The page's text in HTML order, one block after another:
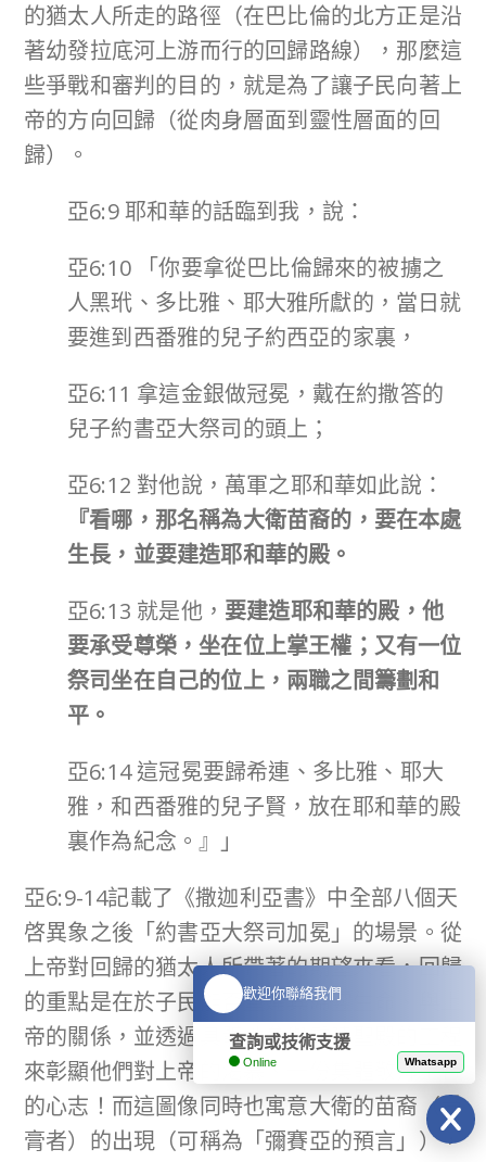
的猶太人所走的路徑（在巴比倫的北方正是沿
著幼發拉底河上游而行的回歸路線），那麼這
些爭戰和審判的目的，就是為了讓子民向著上
帝的方向回歸（從肉身層面到靈性層面的回
歸）。
亞6:9 耶和華的話臨到我，說：
亞6:10 「你要拿從巴比倫歸來的被擄之
人黑玳、多比雅、耶大雅所獻的，當日就
要進到西番雅的兒子約西亞的家裏，
亞6:11 拿這金銀做冠冕，戴在約撒答的
兒子約書亞大祭司的頭上；
亞6:12 對他說，萬軍之耶和華如此說：
『看哪，那名稱為大衛苗裔的，要在本處
生長，並要建造耶和華的殿。
亞6:13 就是他， 要建造耶和華的殿，他
要承受尊榮，坐在位上掌王權；又有一位
祭司坐在自己的位上，兩職之間籌劃和
平。
亞6:14 這冠冕要歸希連、多比雅、耶大
雅，和西番雅的兒子賢，放在耶和華的殿
裏作為紀念。』」
亞6:9-14記載了《撒迦利亞書》中全部八個天
啓異象之後「約書亞大祭司加冕」的場景。從
上帝對回歸的猶太人所帶著的期望來看，回歸
的重點是在於子民能否重建其屬靈生命、與上
帝的關係，並透過具體地參與重建聖殿的工程
來彰顯他們對上帝的渴慕、一份集體敬拜上帝
的心志！而這圖像同時也寓意大衛的苗裔（受
膏者）的出現（可稱為「彌賽亞的預言」），
歡迎你聯絡我們
查詢或技術支援
Online Whatsapp